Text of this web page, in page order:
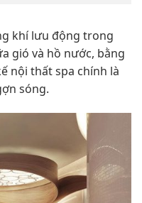
khí lưu động trong
gió và hồ nước, bằng
nội thất spa chính là
sóng.